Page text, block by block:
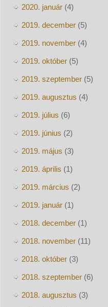
2020. január(4)
2019. december(5)
2019. november(4)
2019. október(5)
2019. szeptember(5)
2019. augusztus (4)
2019. július (6)
2019. június (2)
2019. május (3)
2019. április (1)
2019. március (2)
2019. január(1)
2018. december(1)
2018. november(11)
2018. október(3)
2018. szeptember(6)
2018. augusztus (3)